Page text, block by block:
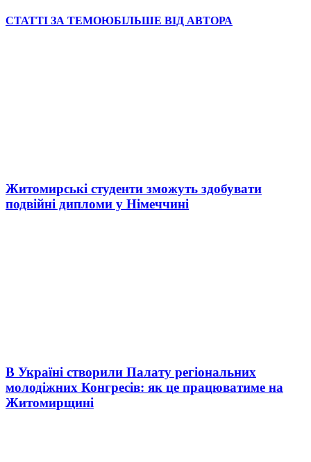
СТАТТІ ЗА ТЕМОЮБІЛЬШЕ ВІД АВТОРА
Житомирські студенти зможуть здобувати
подвійні дипломи у Німеччині
В Україні створили Палату регіональних
молодіжних Конгресів: як це працюватиме на
Житомирщині